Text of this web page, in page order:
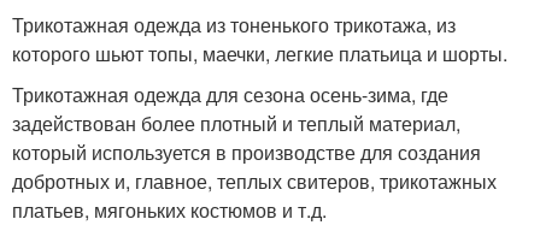
Трикотажная одежда из тоненького трикотажа, из
которого шьют топы, маечки, легкие платьица и шорты.
Трикотажная одежда для сезона осень-зима, где
задействован более плотный и теплый материал,
который используется в производстве для создания
добротных и, главное, теплых свитеров, трикотажных
платьев, мягоньких костюмов и т.д.